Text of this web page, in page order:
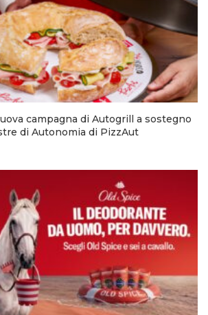
campagna di Autogrill a sostegno
di Autonomia di PizzAut